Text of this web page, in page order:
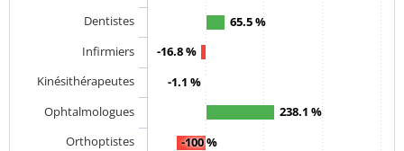
65.5 %
-16.8 %
-1.1 %
238.1 %
-100 %
Dentistes
Infirmiers
Kinésithérapeutes
Ophtalmologues
Orthoptistes